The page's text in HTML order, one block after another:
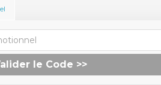
le Code >>